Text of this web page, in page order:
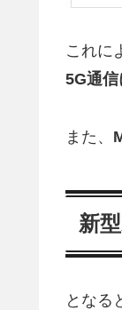
これに
5G通
また、
新
となる